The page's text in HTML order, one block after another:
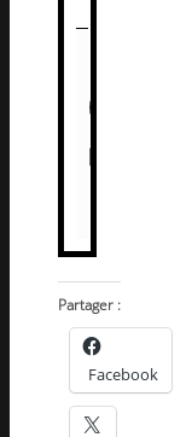
Partager :
Facebook